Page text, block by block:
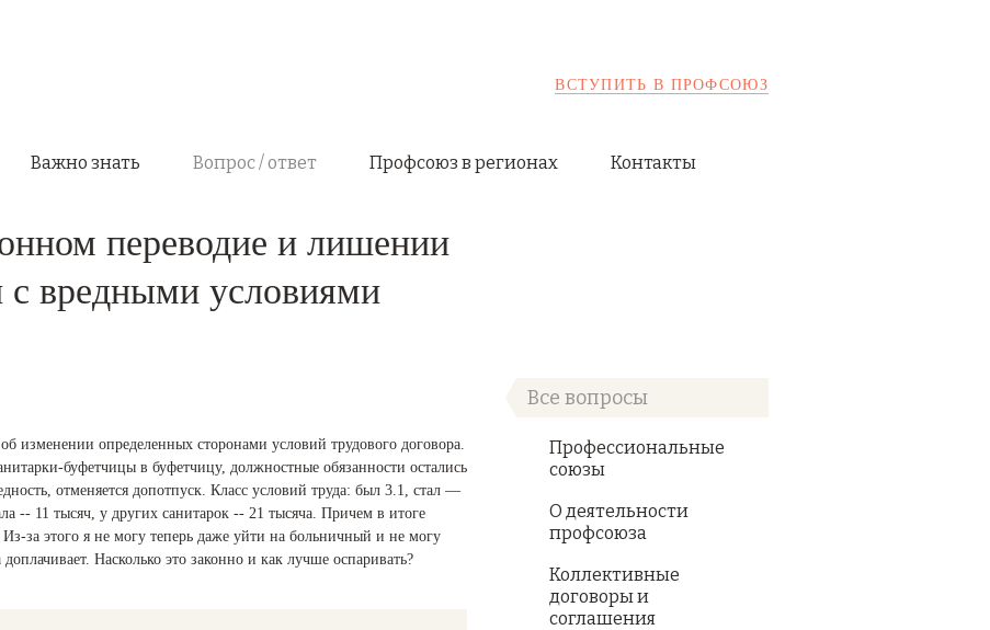
ВСТУПИТЬ В ПРОФСОЮЗ
Важно знать Вопрос / ответ Профсоюз в регионах Контакты
переводие и лишении
с вредными условиями
изменении определенных сторонами условий трудового договора.
буфетчицы в буфетчицу, должностные обязанности остались
отменяется допотпуск. Класс условий труда: был 3.1, стал —
-- 11 тысяч, у других санитарок -- 21 тысяча. Причем в итоге
за этого я не могу теперь даже уйти на больничный и не могу
Насколько это законно и как лучше оспаривать?
Все вопросы
Профессиональные
союзы
О деятельности
профсоюза
Коллективные
договоры и
соглашения